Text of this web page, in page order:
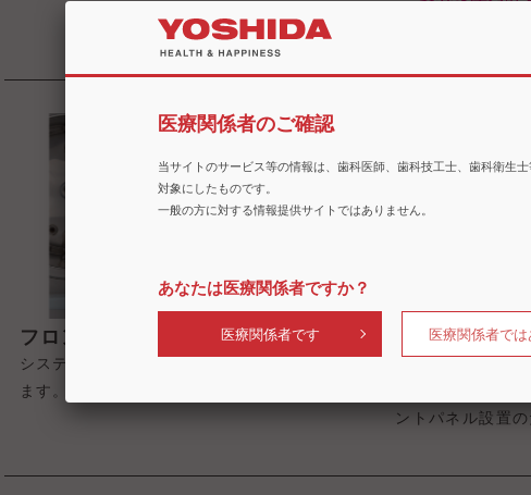
フロントアクセス方式
システムキャビネットへの収納を可能にし
ます。
バクテリアフ
ントパネル設置
医療関係者のご確認
当サイトのサービス等の情報は、歯科医師、歯科技工士、歯科衛生
対象にしたものです。
一般の方に対する情報提供サイトではありません。
あなたは医療関係者ですか？
医療関係者です 医療関係者で